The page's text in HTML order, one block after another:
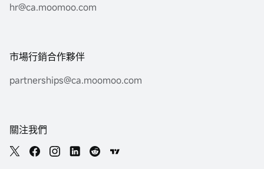
hr@ca.moomoo.com
市場行銷合作夥伴
partnerships@ca.moomoo.com
關注我們